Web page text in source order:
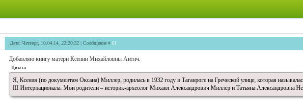
Дата: Четверг, 10.04.14, 22:20:32 | Сообщение # 61
Добавляю книгу матери Ксении Михайловны Антич.
Цитата
Я, Ксения (по документам Оксана) Миллер, родилась в 1932 году в Таганроге на Греческой улице, которая
III Интернационала. Мои родители – историк-археолог Михаил Александрович Миллер и Татьяна Александровна